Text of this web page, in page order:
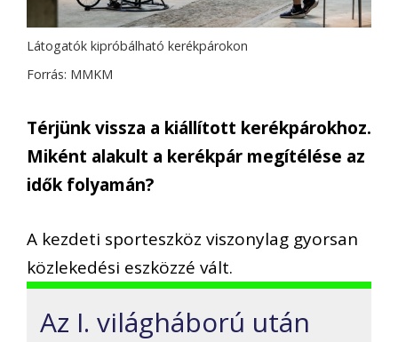
Látogatók kipróbálható kerékpárokon
Forrás: MMKM
Térjünk vissza a kiállított kerékpárokhoz.
Miként alakult a kerékpár megítélése az
idők folyamán?
A kezdeti sporteszköz viszonylag gyorsan
közlekedési eszközzé vált.
Az I. világháború után